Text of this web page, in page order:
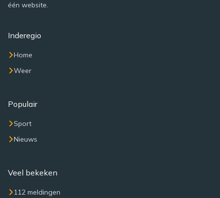
één website.
Inderegio
Home
Weer
Populair
Sport
Nieuws
Veel bekeken
112 meldingen